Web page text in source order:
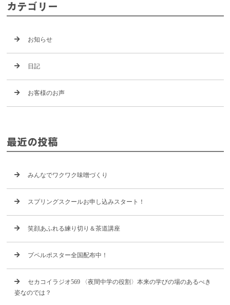
カテゴリー
お知らせ
日記
お客様のお声
最近の投稿
みんなでワクワク味噌づくり
スプリングスクールお申し込みスタート！
笑顔あふれる練り切り＆茶道講座
プペルポスター全国配布中！
セカコイラジオ569 〈夜間中学の役割〉本来の学びの場のあるべき
姿なのでは？